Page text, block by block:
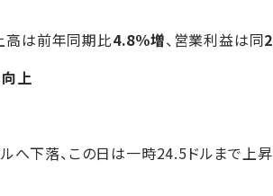
高は前年同期比4.8％増、営業利益は同
向上
へ下落、この日は一時24.5ドルまで上昇